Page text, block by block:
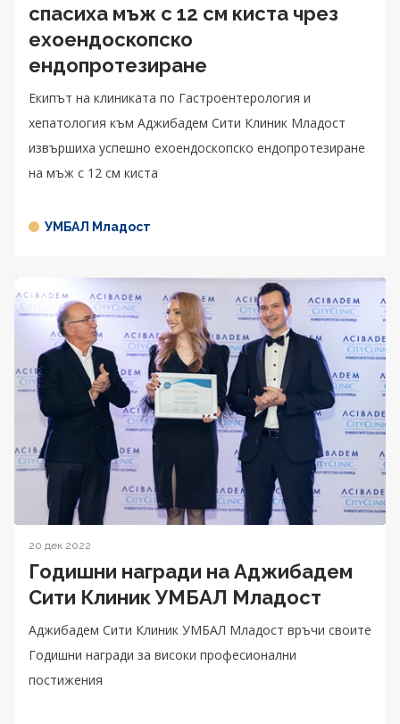
спасиха мъж с 12 см киста чрез
ехоендоскопско
ендопротезиране
Екипът на клиниката по Гастроентерология и
хепатология към Аджибадем Сити Клиник Младост
извършиха успешно ехоендоскопско ендопротезиране
на мъж с 12 см киста
УМБАЛ Младост
20 дек 2022
Годишни награди на Аджибадем
Сити Клиник УМБАЛ Младост
Аджибадем Сити Клиник УМБАЛ Младост връчи своите
Годишни награди за високи професионални
постижения